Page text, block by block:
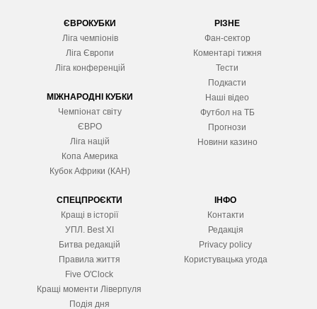
ЄВРОКУБКИ
Ліга чемпіонів
Ліга Європи
Ліга конференцій
МІЖНАРОДНІ КУБКИ
Чемпіонат світу
ЄВРО
Ліга націй
Копа Америка
Кубок Африки (КАН)
РІЗНЕ
Фан-сектор
Коментарі тижня
Тести
Подкасти
Наші відео
Футбол на ТБ
Прогнози
Новини казино
СПЕЦПРОЄКТИ
Кращі в історії
УПЛ. Best XІ
Битва редакцій
Правила життя
Five O'Clock
Кращі моменти Ліверпуля
Подія дня
ІНФО
Контакти
Редакція
Privacy policy
Користувацька угода